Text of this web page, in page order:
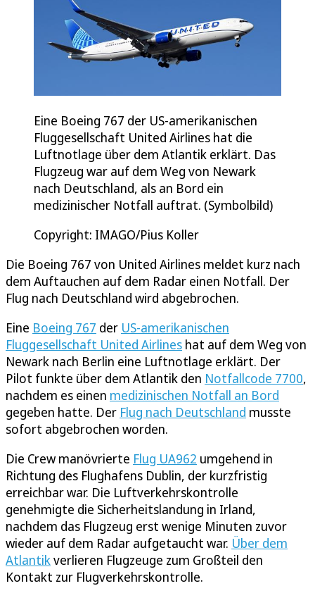
Eine Boeing 767 der US-amerikanischen
Fluggesellschaft United Airlines hat die
Luftnotlage über dem Atlantik erklärt. Das
Flugzeug war auf dem Weg von Newark
nach Deutschland, als an Bord ein
medizinischer Notfall auftrat. (Symbolbild)
Copyright: IMAGO/Pius Koller
Die Boeing 767 von United Airlines meldet kurz nach
dem Auftauchen auf dem Radar einen Notfall. Der
Flug nach Deutschland wird abgebrochen.
Eine Boeing 767 der US-amerikanischen
Fluggesellschaft United Airlines hat auf dem Weg von
Newark nach Berlin eine Luftnotlage erklärt. Der
Pilot funkte über dem Atlantik den Notfallcode 7700,
nachdem es einen medizinischen Notfall an Bord
gegeben hatte. Der Flug nach Deutschland musste
sofort abgebrochen worden.
Die Crew manövrierte Flug UA962 umgehend in
Richtung des Flughafens Dublin, der kurzfristig
erreichbar war. Die Luftverkehrskontrolle
genehmigte die Sicherheitslandung in Irland,
nachdem das Flugzeug erst wenige Minuten zuvor
wieder auf dem Radar aufgetaucht war. Über dem
Atlantikverlieren Flugzeuge zum Großteil den
Kontakt zur Flugverkehrskontrolle.